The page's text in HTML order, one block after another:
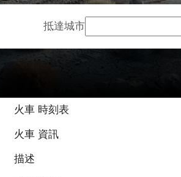
抵達城市
火車 時刻表
火車 資訊
描述
9.2 / 10 基於 1